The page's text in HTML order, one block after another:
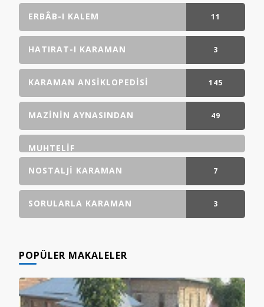
ERBÂB-I KALEM 11
GÖNDERI(LER)
HATIRAT-I KARAMAN 3
GÖNDERI(LER)
KARAMAN ANSIKLOPEDISI 145
GÖNDERI(LER)
MAZININ AYNASINDAN 49
MUHTELIF
NOSTALJI KARAMAN
7
GÖNDERI(LER)
SORULARLA KARAMAN 3
POPÜLER MAKALELER